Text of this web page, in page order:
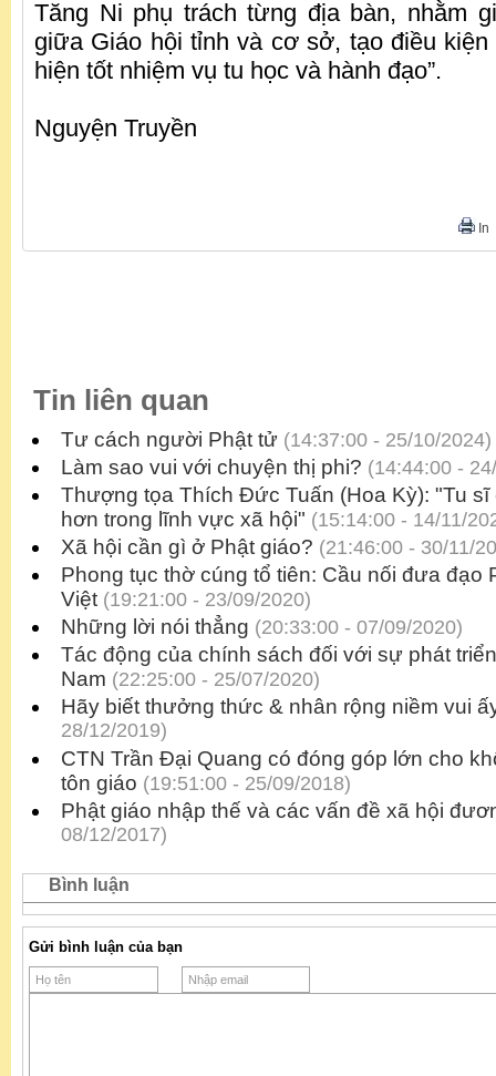
Tăng Ni phụ trách từng địa bàn, nhằm
giữa Giáo hội tỉnh và cơ sở, tạo điều
hiện tốt nhiệm vụ tu học và hành đạo”.
Nguyện Truyền
In
Tin liên quan
Tư cách người Phật tử (14:37:00 - 25/10/2024)
Làm sao vui với chuyện thị phi? (14:44:00 -
Thượng tọa Thích Đức Tuấn (Hoa Kỳ): "Tu sĩ
hơn trong lĩnh vực xã hội" (15:14:00 - 14/11/
Xã hội cần gì ở Phật giáo? (21:46:00 - 30/11/
Phong tục thờ cúng tổ tiên: Cầu nối đưa đạo
Việt (19:21:00 - 23/09/2020)
Những lời nói thẳng (20:33:00 - 07/09/2020)
Tác động của chính sách đối với sự phát
Nam (22:25:00 - 25/07/2020)
Hãy biết thưởng thức & nhân rộng niềm vui
28/12/2019)
CTN Trần Đại Quang có đóng góp lớn cho
tôn giáo (19:51:00 - 25/09/2018)
Phật giáo nhập thế và các vấn đề xã hội
08/12/2017)
Bình luận
Gửi bình luận của bạn